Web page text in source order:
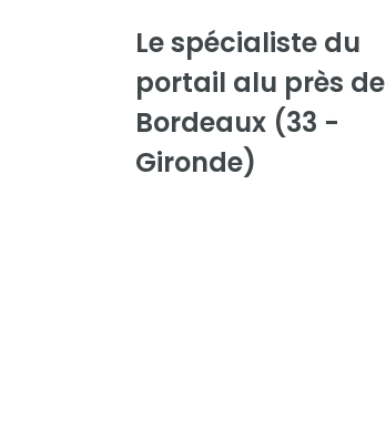
Le spécialiste du
portail alu près de
Bordeaux (33 -
Gironde)